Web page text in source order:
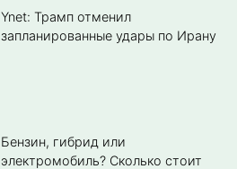
Ynet: Трамп отменил
запланированные удары по Ирану
Бензин, гибрид или
электромобиль? Cколько стоит